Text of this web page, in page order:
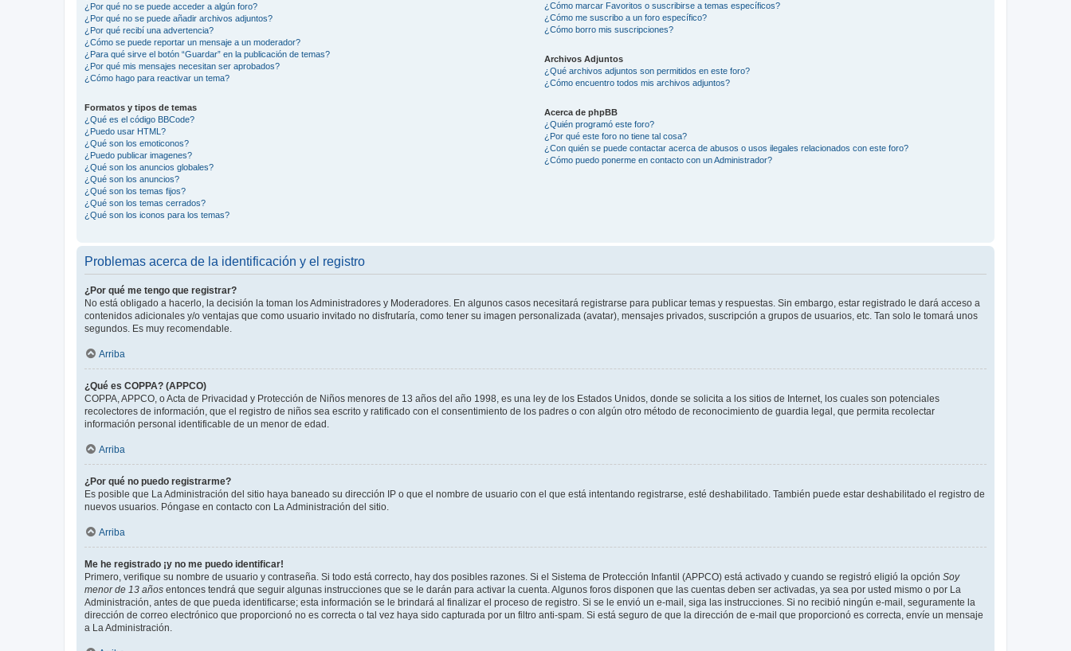
¿Por qué no se puede acceder a algún foro?
¿Por qué no se puede añadir archivos adjuntos?
¿Por qué recibí una advertencia?
¿Cómo se puede reportar un mensaje a un moderador?
¿Para qué sirve el botón “Guardar” en la publicación de temas?
¿Por qué mis mensajes necesitan ser aprobados?
¿Cómo hago para reactivar un tema?
Formatos y tipos de temas
¿Qué es el código BBCode?
¿Puedo usar HTML?
¿Qué son los emoticonos?
¿Puedo publicar imagenes?
¿Qué son los anuncios globales?
¿Qué son los anuncios?
¿Qué son los temas fijos?
¿Qué son los temas cerrados?
¿Qué son los iconos para los temas?
¿Cómo marcar Favoritos o suscribirse a temas específicos?
¿Cómo me suscribo a un foro específico?
¿Cómo borro mis suscripciones?
Archivos Adjuntos
¿Qué archivos adjuntos son permitidos en este foro?
¿Cómo encuentro todos mis archivos adjuntos?
Acerca de phpBB
¿Quién programó este foro?
¿Por qué este foro no tiene tal cosa?
¿Con quién se puede contactar acerca de abusos o usos ilegales relacionados con este foro?
¿Cómo puedo ponerme en contacto con un Administrador?
Problemas acerca de la identificación y el registro
¿Por qué me tengo que registrar?
No está obligado a hacerlo, la decisión la toman los Administradores y Moderadores. En algunos casos necesitará registrarse para publicar temas y respuestas. Sin embargo, estar registrado le dará acceso a
contenidos adicionales y/o ventajas que como usuario invitado no disfrutaría, como tener su imagen personalizada (avatar), mensajes privados, suscripción a grupos de usuarios, etc. Tan solo le tomará unos
segundos. Es muy recomendable.
Arriba
¿Qué es COPPA? (APPCO)
COPPA, APPCO, o Acta de Privacidad y Protección de Niños menores de 13 años del año 1998, es una ley de los Estados Unidos, donde se solicita a los sitios de Internet, los cuales son potenciales
recolectores de información, que el registro de niños sea escrito y ratificado con el consentimiento de los padres o con algún otro método de reconocimiento de guardia legal, que permita recolectar
información personal identificable de un menor de edad.
Arriba
¿Por qué no puedo registrarme?
Es posible que La Administración del sitio haya baneado su dirección IP o que el nombre de usuario con el que está intentando registrarse, esté deshabilitado. También puede estar deshabilitado el registro de
nuevos usuarios. Póngase en contacto con La Administración del sitio.
Arriba
Me he registrado ¡y no me puedo identificar!
Primero, verifique su nombre de usuario y contraseña. Si todo está correcto, hay dos posibles razones. Si el Sistema de Protección Infantil (APPCO) está activado y cuando se registró eligió la opción Soy
menor de 13 años entonces tendrá que seguir algunas instrucciones que se le darán para activar la cuenta. Algunos foros disponen que las cuentas deben ser activadas, ya sea por usted mismo o por La
Administración, antes de que pueda identificarse; esta información se le brindará al finalizar el proceso de registro. Si se le envió un e-mail, siga las instrucciones. Si no recibió ningún e-mail, seguramente la
dirección de correo electrónico que proporcionó no es correcta o tal vez haya sido capturada por un filtro anti-spam. Si está seguro de que la dirección de e-mail que proporcionó es correcta, envíe un mensaje
a La Administración.